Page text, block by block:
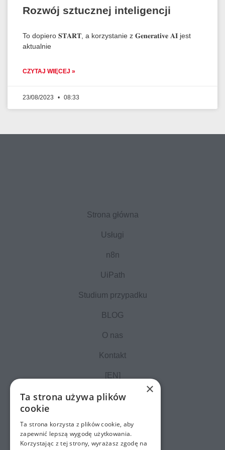
Rozwój sztucznej inteligencji
To dopiero 𝐒𝐓𝐀𝐑𝐓, a korzystanie z 𝐆𝐞𝐧𝐞𝐫𝐚𝐭𝐢𝐯𝐞 𝐀𝐈 jest
aktualnie
CZYTAJ WIĘCEJ »
23/08/2023 08:33
Strona główna
Usługi
n8n
UiPath
Studium przypadku
BLOG
O nas
Kontakt
[EN]
×
Ta strona używa plików
cookie
Ta strona korzysta z plików cookie, aby
zapewnić lepszą wygodę użytkowania.
Korzystając z tej strony, wyrażasz zgodę na